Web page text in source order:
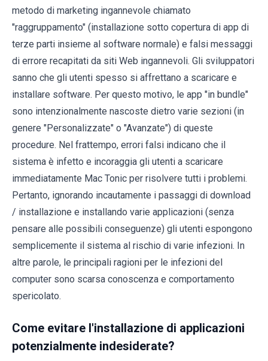
metodo di marketing ingannevole chiamato
"raggruppamento" (installazione sotto copertura di app di
terze parti insieme al software normale) e falsi messaggi
di errore recapitati da siti Web ingannevoli. Gli sviluppatori
sanno che gli utenti spesso si affrettano a scaricare e
installare software. Per questo motivo, le app "in bundle"
sono intenzionalmente nascoste dietro varie sezioni (in
genere "Personalizzate" o "Avanzate") di queste
procedure. Nel frattempo, errori falsi indicano che il
sistema è infetto e incoraggia gli utenti a scaricare
immediatamente Mac Tonic per risolvere tutti i problemi.
Pertanto, ignorando incautamente i passaggi di download
/ installazione e installando varie applicazioni (senza
pensare alle possibili conseguenze) gli utenti espongono
semplicemente il sistema al rischio di varie infezioni. In
altre parole, le principali ragioni per le infezioni del
computer sono scarsa conoscenza e comportamento
spericolato.
Come evitare l'installazione di applicazioni
potenzialmente indesiderate?